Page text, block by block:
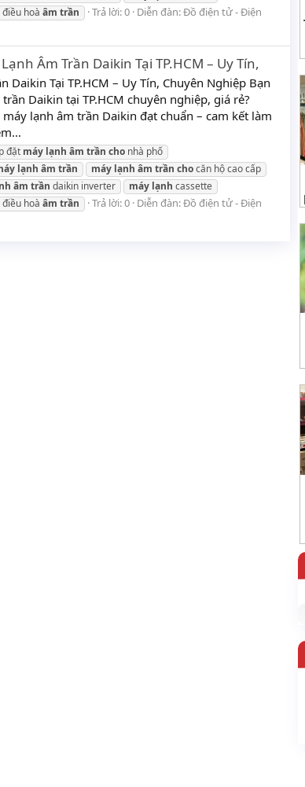
điều hoà âm trần Trả lời: 0 Diễn đàn:Đồ điện tử - Điện
Âm Trần Daikin Tại TP.HCM – Uy Tín,
Daikin Tại TP.HCM – Uy Tín, Chuyên Nghiệp Bạn
Daikin tại TP.HCM chuyên nghiệp, giá rẻ?
lạnh âm trần Daikin đạt chuẩn – cam kết làm
đặt máy lạnh âm trần cho nhà phố
lạnh âm trần máy lạnh âm trần chocăn hộ cao cấp
âm trần daikin inverter máy lạnh cassette
điều hoà âm trần Trả lời: 0 Diễn đàn:Đồ điện tử - Điện